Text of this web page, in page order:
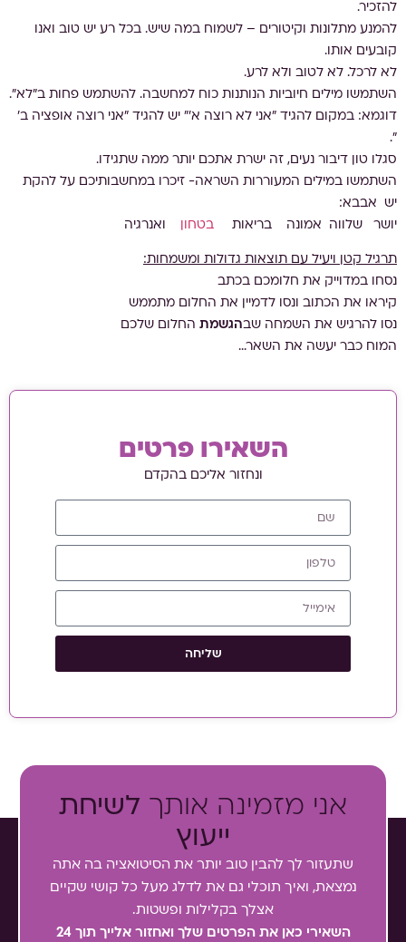
להזכיר.
להמנע מתלונות וקיטורים – לשמוח במה שיש. בכל רע יש טוב ואנו
קובעים אותו.
לא לרכל. לא לטוב ולא לרע.
השתמשו מילים חיוביות הנותנות כוח למחשבה. להשתמש פחות ב"לא".
דוגמא: במקום להגיד "אני לא רוצה א'" יש להגיד "אני רוצה אופציה ב'
".
סגלו טון דיבור נעים, זה ישרת אתכם יותר ממה שתגידו.
השתמשו במילים המעוררות השראה- זיכרו במחשבותיכם על להקת
יש אבבא:
יושר שלווה אמונה בריאות בטחון ואנרגיה
תרגיל קטן ויעיל עם תוצאות גדולות ומשמחות:
נסחו במדוייק את חלומכם בכתב
קיראו את הכתוב ונסו לדמיין את החלום מתממש
נסו להרגיש את השמחה שבהגשמת החלום שלכם
המוח כבר יעשה את השאר…
השאירו פרטים
ונחזור אליכם בהקדם
שליחה
אני מזמינה אותך לשיחת
ייעוץ
שתעזור לך להבין טוב יותר את הסיטואציה בה אתה
נמצאת, ואיך תוכלי גם את לדלג מעל כל קושי שקיים
אצלך בקלילות ופשטות.
השאירי כאן את הפרטים שלך ואחזור אלייך תוך 24